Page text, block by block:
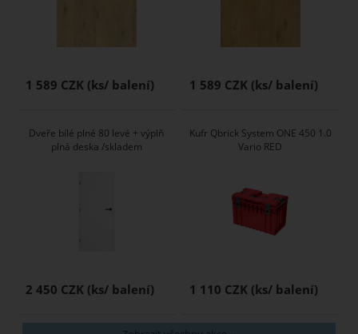
1 589 CZK 1 589 CZK
Dveře bílé plné 80 levé + výplň
plná deska /skladem
2 450 CZK
Kufr Qbrick System ONE 450 1.0
Vario RED
1 110 CZK